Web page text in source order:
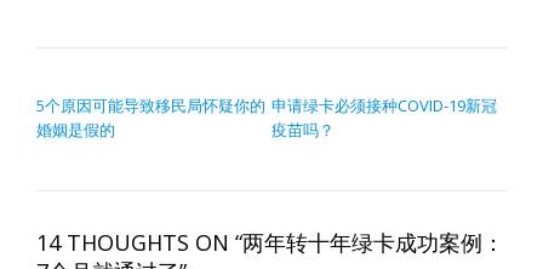
5个原因可能导致移民局怀疑你的
婚姻是假的
申请绿卡必须接种COVID-19新冠
疫苗吗？
14 THOUGHTS ON “两年转十年绿卡成功案例：